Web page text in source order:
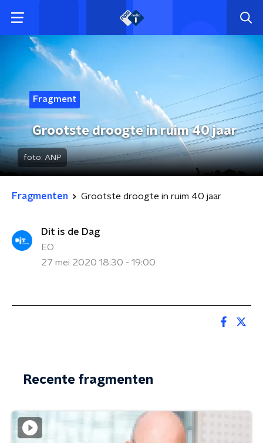
Fragment
Grootste droogte in ruim 40 jaar
foto: ANP
Fragmenten Grootste droogte in ruim 40 jaar
Dit is de Dag
EO
27 mei 2020 18:30 - 19:00
Recente fragmenten